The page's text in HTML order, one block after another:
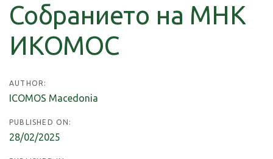
Собранието на МНК
ИКОМОС
AUTHOR:
ICOMOS Macedonia
PUBLISHED ON:
28/02/2025